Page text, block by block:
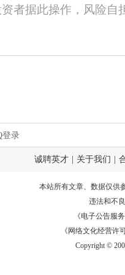
者据此操作，风险自
登录
诚聘英才 关于我们
本站所有文章、数据仅供
违法和不
《电子公告服务
《网络文化经营许
Copyright ©